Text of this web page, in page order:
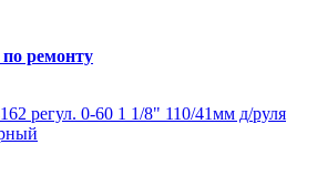
ремонту
регул. 0-60 1 1/8" 110/41мм д/руля